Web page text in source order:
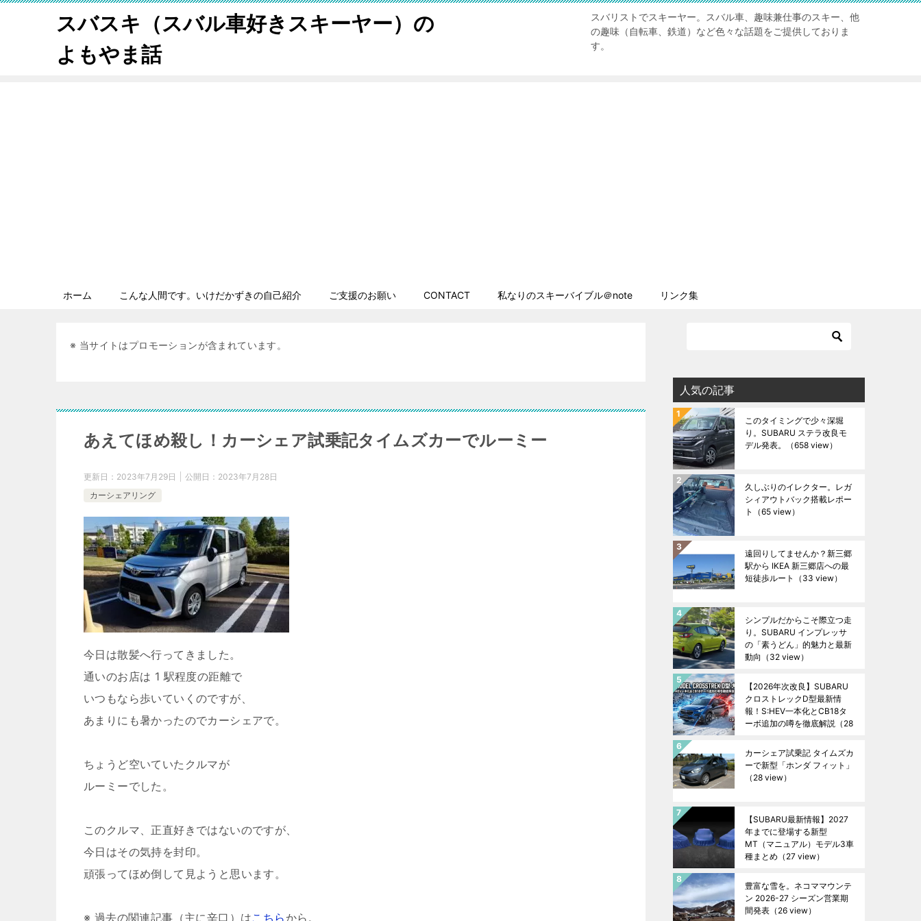
スバスキ（スバル車好きスキーヤー）の
よもやま話
スバリストでスキーヤー。スバル車、趣味兼仕事のスキー、他
の趣味（自転車、鉄道）など色々な話題をご提供しておりま
す。
ホーム こんな人間です。いけだかずきの自己紹介 ご支援のお願い CONTACT 私なりのスキーバイブル＠note リンク集
※ 当サイトはプロモーションが含まれています。
あえてほめ殺し！カーシェア試乗記タイムズカーでルーミー
更新日： 2023年7月29日 公開日： 2023年7月28日
カーシェアリング
今日は散髪へ行ってきました。
通いのお店は 1 駅程度の距離で
いつもなら歩いていくのですが、
あまりにも暑かったのでカーシェアで。
ちょうど空いていたクルマが
ルーミーでした。
このクルマ、正直好きではないのですが、
今日はその気持を封印。
頑張ってほめ倒して見ようと思います。
※ 過去の関連記事（主に辛口）はこちらから。
人気の記事
このタイミングで少々深堀
り。SUBARU ステラ改良モ
デル発表。
（658 view）
久しぶりのイレクター。レガ
シィアウトバック搭載レポー
ト
（65 view）
遠回りしてませんか？新三郷
駅から IKEA 新三郷店への最
短徒歩ルート
（33 view）
シンプルだからこそ際立つ走
り。SUBARU インプレッサ
の「素うどん」的魅力と最新
動向 （32 view）
【2026年次改良】SUBARU
クロストレックD型最新情
報！S:HEV一本化とCB18タ
ーボ追加の噂を徹底解説 （28
カーシェア試乗記 タイムズカ
ーで新型「ホンダ フィット」
（28 view）
【SUBARU最新情報】2027
年までに登場する新型
MT（マニュアル）モデル3車
種まとめ （27 view）
豊富な雪を。ネコママウンテ
ン 2026-27 シーズン営業期
間発表 （26 view）